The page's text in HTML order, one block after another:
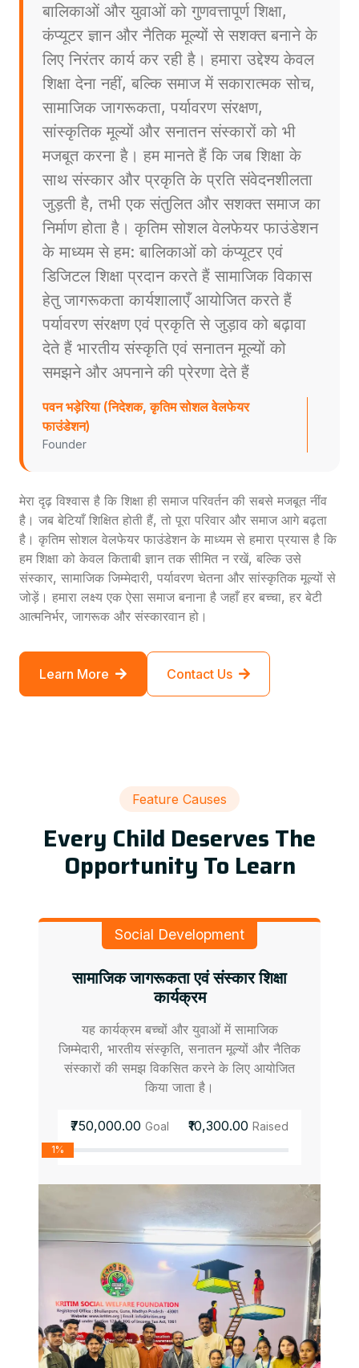
बालिकाओं और युवाओं को गुणवत्तापूर्ण शिक्षा,
कंप्यूटर ज्ञान और नैतिक मूल्यों से सशक्त बनाने के
लिए निरंतर कार्य कर रही है। हमारा उद्देश्य केवल
शिक्षा देना नहीं, बल्कि समाज में सकारात्मक सोच,
सामाजिक जागरूकता, पर्यावरण संरक्षण,
सांस्कृतिक मूल्यों और सनातन संस्कारों को भी
मजबूत करना है। हम मानते हैं कि जब शिक्षा के
साथ संस्कार और प्रकृति के प्रति संवेदनशीलता
जुड़ती है, तभी एक संतुलित और सशक्त समाज का
निर्माण होता है। कृतिम सोशल वेलफेयर फाउंडेशन
के माध्यम से हम: बालिकाओं को कंप्यूटर एवं
डिजिटल शिक्षा प्रदान करते हैं सामाजिक विकास
हेतु जागरूकता कार्यशालाएँ आयोजित करते हैं
पर्यावरण संरक्षण एवं प्रकृति से जुड़ाव को बढ़ावा
देते हैं भारतीय संस्कृति एवं सनातन मूल्यों को
समझने और अपनाने की प्रेरणा देते हैं
पवन भड़ेरिया (निदेशक, कृतिम सोशल वेलफेयर
फाउंडेशन)
Founder
मेरा दृढ़ विश्वास है कि शिक्षा ही समाज परिवर्तन की सबसे मजबूत नींव
है। जब बेटियाँ शिक्षित होती हैं, तो पूरा परिवार और समाज आगे बढ़ता
है। कृतिम सोशल वेलफेयर फाउंडेशन के माध्यम से हमारा प्रयास है कि
हम शिक्षा को केवल किताबी ज्ञान तक सीमित न रखें, बल्कि उसे
संस्कार, सामाजिक जिम्मेदारी, पर्यावरण चेतना और सांस्कृतिक मूल्यों से
जोड़ें। हमारा लक्ष्य एक ऐसा समाज बनाना है जहाँ हर बच्चा, हर बेटी
आत्मनिर्भर, जागरूक और संस्कारवान हो।
Learn More Contact Us
Feature Causes
Every Child Deserves The
Opportunity To Learn
Social Development
सामाजिक जागरूकता एवं संस्कार शिक्षा
कार्यक्रम
यह कार्यक्रम बच्चों और युवाओं में सामाजिक
जिम्मेदारी, भारतीय संस्कृति, सनातन मूल्यों और नैतिक
संस्कारों की समझ विकसित करने के लिए आयोजित
किया जाता है।
₹750,000.00 Goal ₹10,300.00 Raised
1%